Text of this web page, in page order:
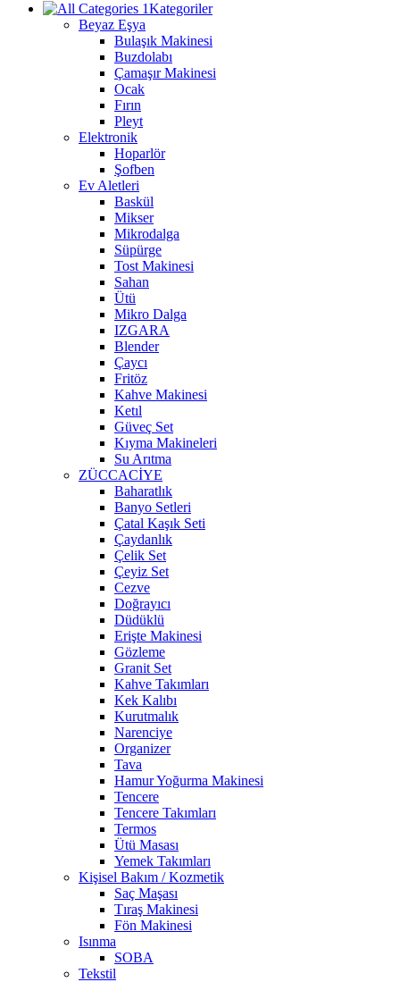
Kategoriler
Beyaz Eşya
Bulaşık Makinesi
Buzdolabı
Çamaşır Makinesi
Ocak
Fırın
Pleyt
Elektronik
Hoparlör
Şofben
Ev Aletleri
Baskül
Mikser
Mikrodalga
Süpürge
Tost Makinesi
Sahan
Ütü
Mikro Dalga
IZGARA
Blender
Çaycı
Fritöz
Kahve Makinesi
Ketıl
Güveç Set
Kıyma Makineleri
Su Arıtma
ZÜCCACİYE
Baharatlık
Banyo Setleri
Çatal Kaşık Seti
Çaydanlık
Çelik Set
Çeyiz Set
Cezve
Doğrayıcı
Düdüklü
Erişte Makinesi
Gözleme
Granit Set
Kahve Takımları
Kek Kalıbı
Kurutmalık
Narenciye
Organizer
Tava
Hamur Yoğurma Makinesi
Tencere
Tencere Takımları
Termos
Ütü Masası
Yemek Takımları
Kişisel Bakım / Kozmetik
Saç Maşası
Tıraş Makinesi
Fön Makinesi
Isınma
SOBA
Tekstil